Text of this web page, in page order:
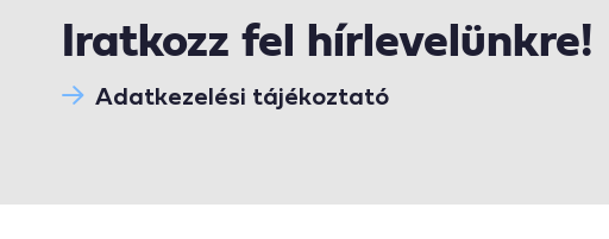
Iratkozz fel hírlevelünkre!
Adatkezelési tájékoztató